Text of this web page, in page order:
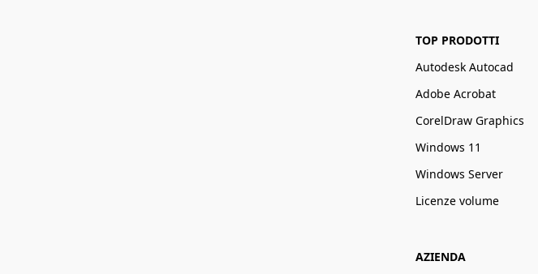
TOP PRODOTTI
Autodesk Autocad
Adobe Acrobat
CorelDraw Graphics
Windows 11
Windows Server
Licenze volume
AZIENDA